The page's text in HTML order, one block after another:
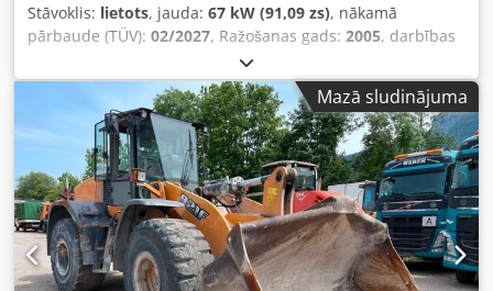
Stāvoklis: lietots, jauda: 67 kW (91,09 zs), nākamā
pārbaude (TÜV): 02/2027, Ražošanas gads: 2005, darbības
, Aprīkojums:gaisa kondicionēšana,
kabīne, pilnpiedziņa,
Mazā sludinājuma